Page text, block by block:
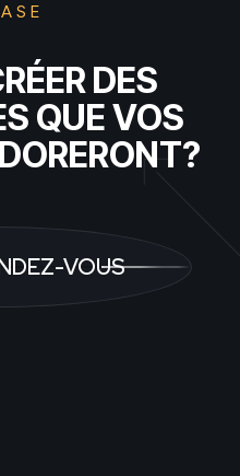
DES
QUE VOS
VOUS